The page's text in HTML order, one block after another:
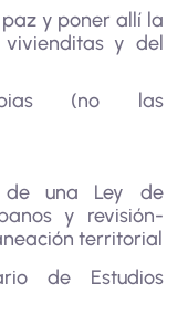
y poner allí la
y del
(no las
de una Ley de
y revisión-
territorial
de Estudios